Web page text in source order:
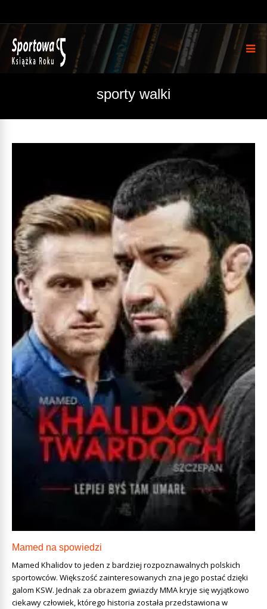
sporty walki
Mamed na spowiedzi
Mamed Khalidov to jeden z bardziej rozpoznawalnych polskich
sportowców. Większość zainteresowanych zna jego postać dzięki
galom KSW. Jednak za obrazem gwiazdy MMA kryje się wyjątkowo
ciekawy człowiek, którego historia została przedstawiona w